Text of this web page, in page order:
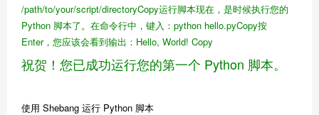
/path/to/your/script/directoryCopy运行脚本现在，是时候执行您的
Python 脚本了。在命令行中，键入： python hello.pyCopy按
Enter，您应该会看到输出： Hello, World! Copy
祝贺！您已成功运行您的第一个 Python 脚本。
使用 Shebang 运行 Python 脚本